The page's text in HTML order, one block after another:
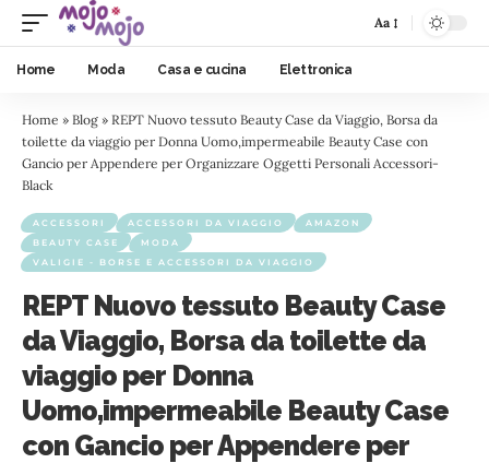
Aa
Home Moda Casa e cucina Elettronica
Home » Blog » REPT Nuovo tessuto Beauty Case da Viaggio, Borsa da
toilette da viaggio per Donna Uomo,impermeabile Beauty Case con
Gancio per Appendere per Organizzare Oggetti Personali Accessori-
Black
ACCESSORI ACCESSORI DA VIAGGIO
AMAZON
BEAUTY CASE
MODA
VALIGIE - BORSE E ACCESSORI DA VIAGGIO
REPT Nuovo tessuto Beauty Case
da Viaggio, Borsa da toilette da
viaggio per Donna
Uomo,impermeabile Beauty Case
con Gancio per Appendere per